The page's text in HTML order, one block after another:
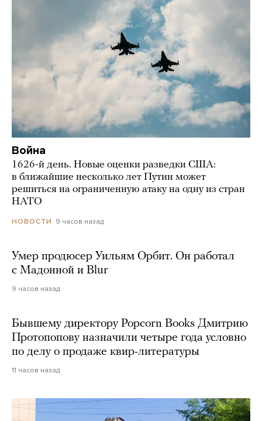
Война
1626-й день. Новые оценки разведки США:
в ближайшие несколько лет Путин может
решиться на ограниченную атаку на одну из стран
НАТО
НОВОСТИ 9 часов назад
Умер продюсер Уильям Орбит. Он работал
с Мадонной и Blur
9 часов назад
Бывшему директору Popcorn Books Дмитрию
Протопопову назначили четыре года условно
по делу о продаже квир-литературы
11 часов назад